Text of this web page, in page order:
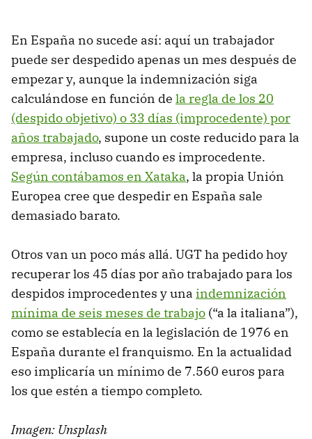
En España no sucede así: aquí un trabajador
puede ser despedido apenas un mes después de
empezar y, aunque la indemnización siga
calculándose en función de la regla de los 20
(despido objetivo) o 33 días (improcedente) por
años trabajado, supone un coste reducido para la
empresa, incluso cuando es improcedente.
Según contábamos en Xataka, la propia Unión
Europea cree que despedir en España sale
demasiado barato.
Otros van un poco más allá. UGT ha pedido hoy
recuperar los 45 días por año trabajado para los
despidos improcedentes y una indemnización
mínima de seis meses de trabajo (“a la italiana”),
como se establecía en la legislación de 1976 en
España durante el franquismo. En la actualidad
eso implicaría un mínimo de 7.560 euros para
los que estén a tiempo completo.
Imagen: Unsplash